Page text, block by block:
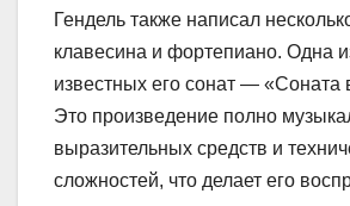
Гендель также написал
клавесина и фортепиано. Одна
известных его сонат — «Соната
Это произведение полно
выразительных средств и
сложностей, что делает его